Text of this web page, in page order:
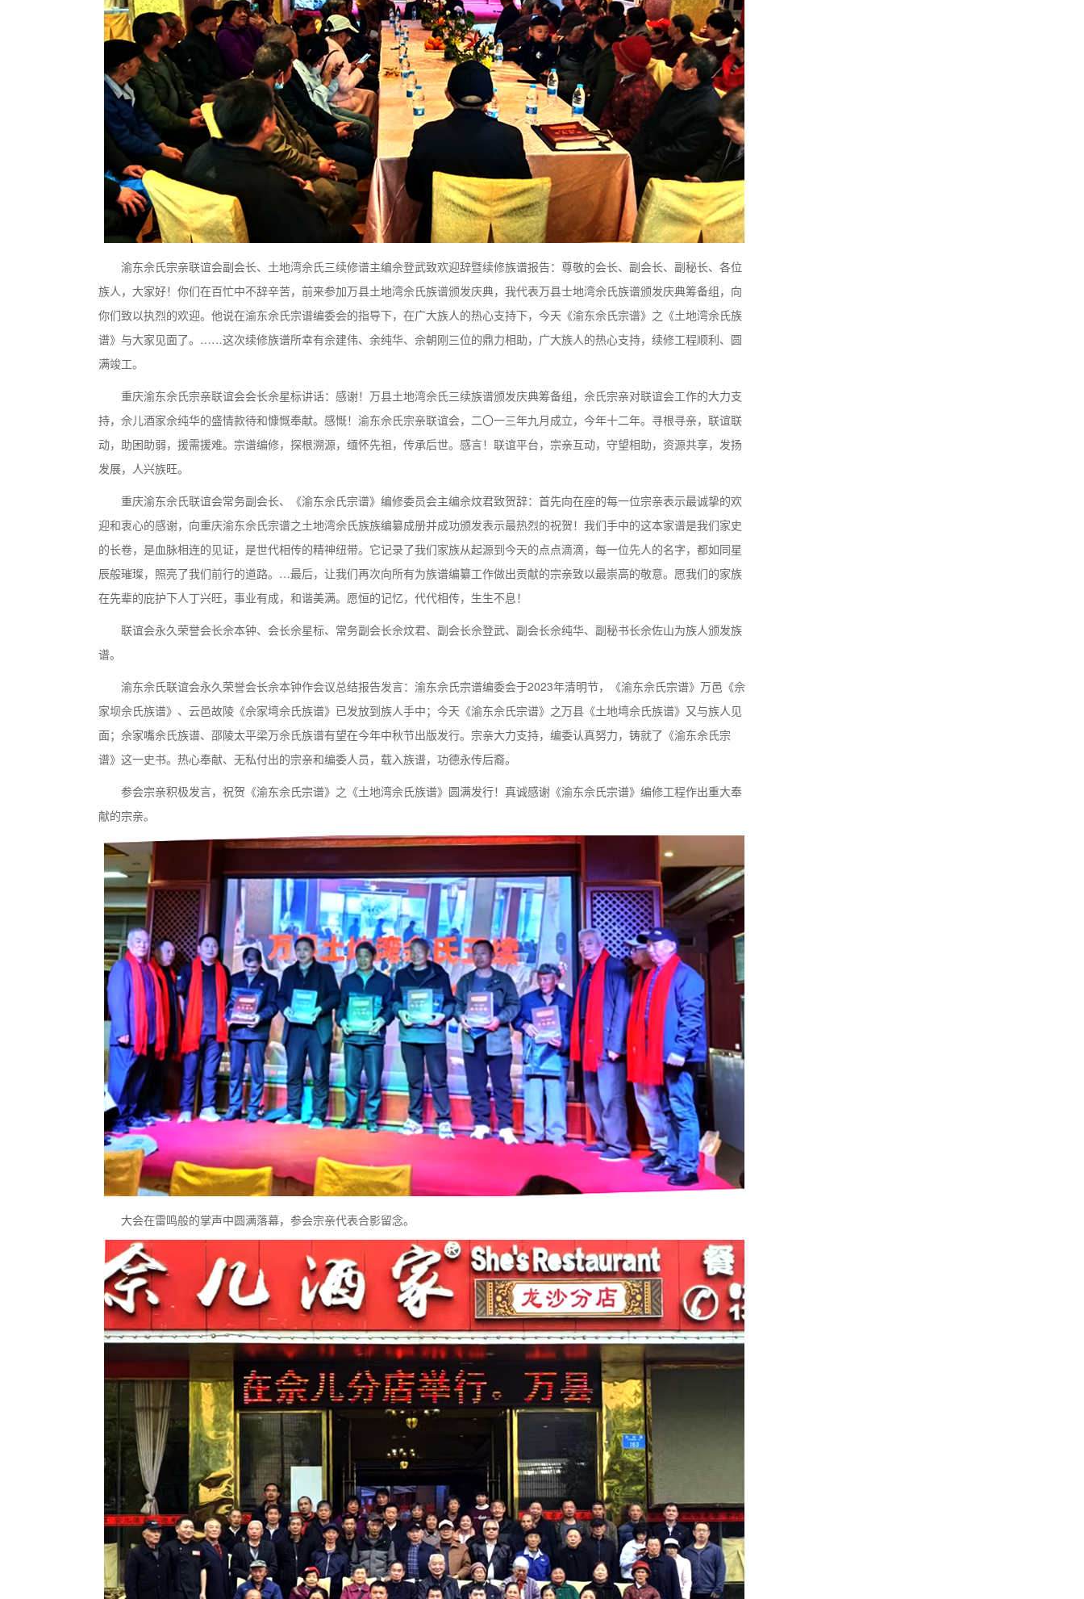
渝东佘氏宗亲联谊会副会长、土地湾佘氏三续修谱主编佘登武致欢迎辞暨续修族谱报告：尊敬的会长、副会长、副秘长、各位
族人，大家好！你们在百忙中不辞辛苦，前来参加万县土地湾佘氏族谱颁发庆典，我代表万县士地湾佘氏族谱颁发庆典筹备组，向
你们致以执烈的欢迎。他说在渝东佘氏宗谱编委会的指导下，在广大族人的热心支持下，今天《渝东佘氏宗谱》之《土地湾佘氏族
谱》与大家见面了。……这次续修族谱所幸有佘建伟、余纯华、佘朝刚三位的鼎力相助，广大族人的热心支持，续修工程顺利、圆
满竣工。
重庆渝东佘氏宗亲联谊会会长佘星标讲话：感谢！万县土地湾佘氏三续族谱颁发庆典筹备组，佘氏宗亲对联谊会工作的大力支
持，佘儿酒家佘纯华的盛情款待和慷慨奉献。感慨！渝东佘氏宗亲联谊会，二〇一三年九月成立，今年十二年。寻根寻亲，联谊联
动，助困助弱，援需援难。宗谱编修，探根溯源，缅怀先祖，传承后世。感言！联谊平台，宗亲互动，守望相助，资源共享，发扬
发展，人兴族旺。
重庆渝东佘氏联谊会常务副会长、《渝东佘氏宗谱》编修委员会主编佘炆君致贺辞：首先向在座的每一位宗亲表示最诚挚的欢
迎和衷心的感谢，向重庆渝东佘氏宗谱之土地湾佘氏族族编纂成册并成功颁发表示最热烈的祝贺！我们手中的这本家谱是我们家史
的长卷，是血脉相连的见证，是世代相传的精神纽带。它记录了我们家族从起源到今天的点点滴滴，每一位先人的名字，都如同星
辰般璀璨，照亮了我们前行的道路。…最后，让我们再次向所有为族谱编纂工作做出贡献的宗亲致以最崇高的敬意。愿我们的家族
在先辈的庇护下人丁兴旺，事业有成，和谐美满。愿恒的记忆，代代相传，生生不息！
联谊会永久荣誉会长佘本钟、会长佘星标、常务副会长佘炆君、副会长佘登武、副会长佘纯华、副秘书长佘佐山为族人颁发族
谱。
渝东佘氏联谊会永久荣誉会长佘本钟作会议总结报告发言：渝东佘氏宗谱编委会于2023年清明节，《渝东佘氏宗谱》万邑《佘
家坝佘氏族谱》、云邑故陵《佘家塆佘氏族谱》已发放到族人手中；今天《渝东佘氏宗谱》之万县《土地塆佘氏族谱》又与族人见
面；佘家嘴佘氏族谱、邵陵太平梁万佘氏族谱有望在今年中秋节出版发行。宗亲大力支持，编委认真努力，铸就了《渝东佘氏宗
谱》这一史书。热心奉献、无私付出的宗亲和编委人员，载入族谱，功德永传后裔。
参会宗亲积极发言，祝贺《渝东佘氏宗谱》之《土地湾佘氏族谱》圆满发行！真诚感谢《渝东佘氏宗谱》编修工程作出重大奉
献的宗亲。
大会在雷鸣般的掌声中圆满落幕，参会宗亲代表合影留念。